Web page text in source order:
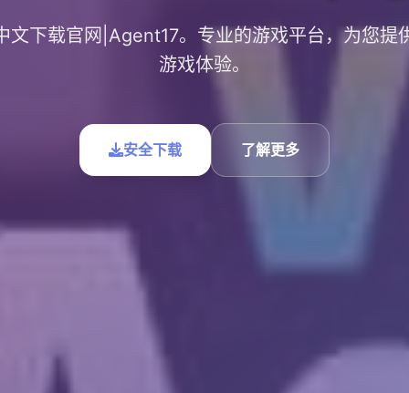
文下载官网|Agent17。专业的游戏平台，为您提
游戏体验。
安全下载 了解更多